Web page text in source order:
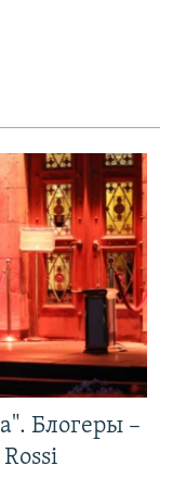
Блогеры –